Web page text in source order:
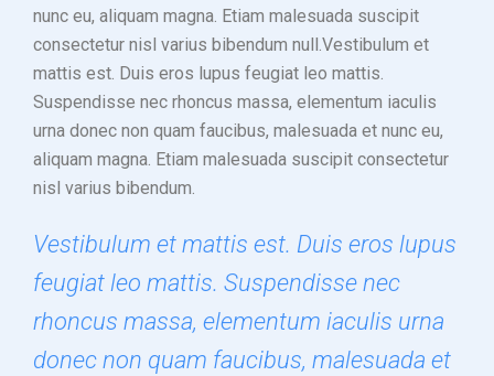
nunc eu, aliquam magna. Etiam malesuada suscipit
consectetur nisl varius bibendum null.Vestibulum et
mattis est. Duis eros lupus feugiat leo mattis.
Suspendisse nec rhoncus massa, elementum iaculis
urna donec non quam faucibus, malesuada et nunc eu,
aliquam magna. Etiam malesuada suscipit consectetur
nisl varius bibendum.
Vestibulum et mattis est. Duis eros lupus
feugiat leo mattis. Suspendisse nec
rhoncus massa, elementum iaculis urna
donec non quam faucibus, malesuada et